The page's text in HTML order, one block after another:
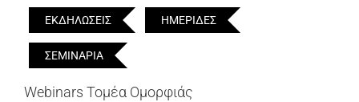
ΕΚΔΗΛΩΣΕΙΣ ΗΜΕΡΙΔΕΣ
ΣΕΜΙΝΑΡΙΑ
Webinars Τομέα Ομορφιάς